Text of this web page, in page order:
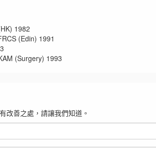
1982
(Edin) 1991
(Surgery) 1993
改善之處，請讓我們知道。